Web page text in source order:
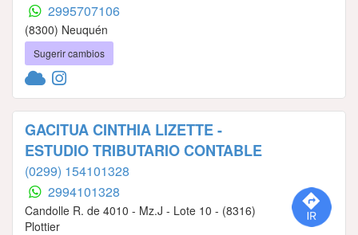
2995707106
(8300) Neuquén
Sugerir cambios
GACITUA CINTHIA LIZETTE -
ESTUDIO TRIBUTARIO CONTABLE
(0299) 154101328
2994101328
Candolle R. de 4010 - Mz.J - Lote 10 - (8316)
Plottier